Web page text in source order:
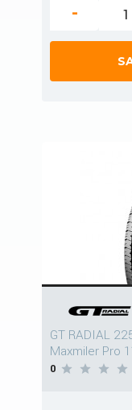
-
GT RADIAL
Maxmiler Pro
0